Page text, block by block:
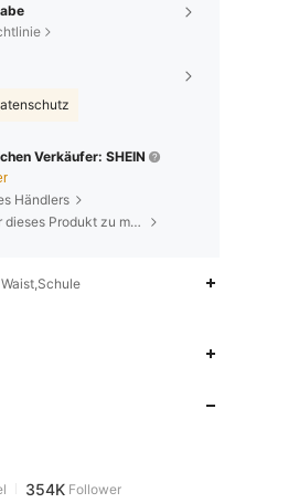
Verkäufer: SHEIN
Händlers
Um diesen Verkäufer und/oder dieses Produkt zu melden